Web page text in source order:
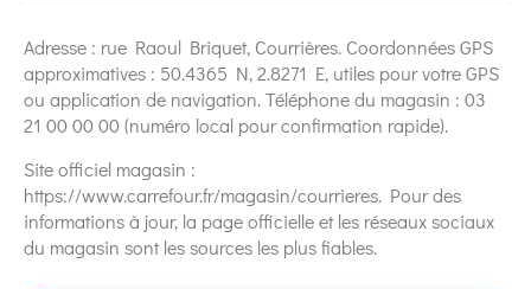
Adresse : rue Raoul Briquet, Courrières. Coordonnées GPS
approximatives : 50.4365 N, 2.8271 E, utiles pour votre GPS
ou application de navigation. Téléphone du magasin : 03
21 00 00 00 (numéro local pour confirmation rapide).
Site officiel magasin :
https://www.carrefour.fr/magasin/courrieres. Pour des
informations à jour, la page officielle et les réseaux sociaux
du magasin sont les sources les plus fiables.